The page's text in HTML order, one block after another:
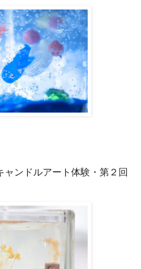
ャンドルアート体験・第２回